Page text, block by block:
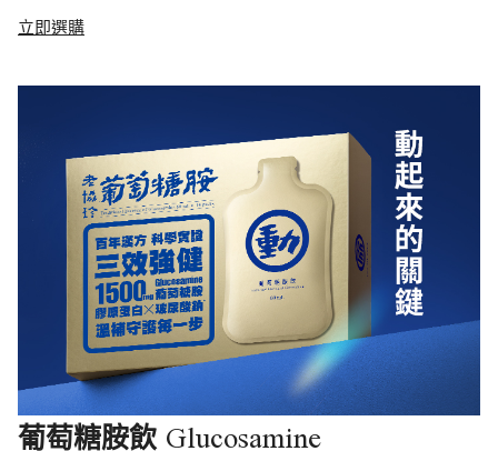
立即選購
葡萄糖胺飲